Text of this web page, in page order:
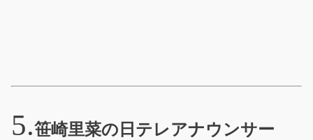
笹崎里菜の日テレアナウンサー